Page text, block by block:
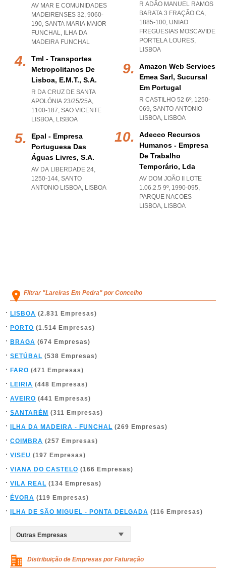
AV MAR E COMUNIDADES
MADEIRENSES 32, 9060-
190, SANTA MARIA MAIOR
FUNCHAL, ILHA DA
MADEIRA FUNCHAL
Tml - Transportes
Metropolitanos De
Lisboa, E.m.t., S.a.
R DA CRUZ DE SANTA
APOLÓNIA 23/25/25A,
1100-187, SAO VICENTE
LISBOA, LISBOA
Epal - Empresa
Portuguesa Das
Águas Livres, S.a.
AV DA LIBERDADE 24,
1250-144, SANTO
ANTONIO LISBOA, LISBOA
R ADÃO MANUEL RAMOS
BARATA 3 FRAÇÃO CA,
1885-100, UNIAO
FREGUESIAS MOSCAVIDE
PORTELA LOURES,
LISBOA
Amazon Web Services
Emea Sarl, Sucursal
Em Portugal
R CASTILHO 52 6º, 1250-
069, SANTO ANTONIO
LISBOA, LISBOA
Adecco Recursos
Humanos - Empresa
De Trabalho
Temporário, Lda
AV DOM JOÃO II LOTE
1.06.2.5 9º, 1990-095,
PARQUE NACOES
LISBOA, LISBOA
Filtrar "Lareiras Em Pedra" por Concelho
LISBOA (2.831 Empresas)
PORTO (1.514 Empresas)
BRAGA (674 Empresas)
SETÚBAL (538 Empresas)
FARO (471 Empresas)
LEIRIA (448 Empresas)
AVEIRO (441 Empresas)
SANTARÉM (311 Empresas)
ILHA DA MADEIRA - FUNCHAL (269 Empresas)
COIMBRA (257 Empresas)
VISEU (197 Empresas)
VIANA DO CASTELO (166 Empresas)
VILA REAL (134 Empresas)
ÉVORA (119 Empresas)
ILHA DE SÃO MIGUEL - PONTA DELGADA (116 Empresas)
Distribuição de Empresas por Faturação